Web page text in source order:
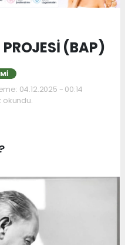
(BAP)
04.12.2025 - 00:14
okundu.